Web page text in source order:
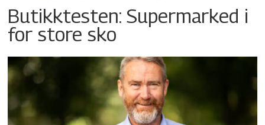
Butikktesten: Supermarked i
for store sko